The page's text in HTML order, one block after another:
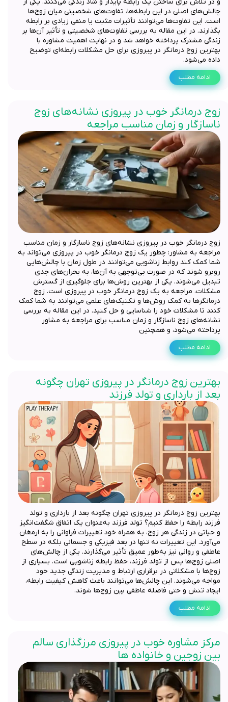
چالش‌های اصلی در این رابطه‌ها، تفاوت‌های شخصیتی میان زوج‌ها
است. این تفاوت‌ها می‌توانند تأثیرات مثبت یا منفی زیادی بر رابطه
بگذارند. در این مقاله به بررسی تفاوت‌های شخصیتی و تأثیر آن‌ها بر
زندگی مشترک پرداخته خواهد شد و در نهایت اهمیت مشاوره با
بهترین زوج درمانگر در پیروزی برای حل مشکلات رابطه‌ای توضیح
داده می‌شود.
ادامه مطلب
زوج درمانگر خوب در پیروزی نشانه‌های زوج
ناسازگار و زمان مناسب مراجعه
زوج درمانگر خوب در پیروزی نشانه‌های زوج ناسازگار و زمان مناسب
مراجعه به مشاور: چطور یک زوج درمانگر خوب در پیروزی می‌تواند به
شما کمک کند روابط زناشویی می‌توانند در طول زمان با چالش‌هایی
روبرو شوند که در صورت بی‌توجهی به آن‌ها، به بحران‌های جدی
تبدیل می‌شوند. یکی از بهترین روش‌ها برای جلوگیری از گسترش
مشکلات، مراجعه به یک زوج درمانگر خوب در پیروزی است. زوج
درمانگرها به کمک روش‌ها و تکنیک‌های علمی می‌توانند به شما کمک
کنند تا مشکلات خود را شناسایی و حل کنید. در این مقاله به بررسی
نشانه‌های زوج ناسازگار و زمان مناسب برای مراجعه به مشاور
پرداخته می‌شود، و همچنین
ادامه مطلب
بهترین زوج درمانگر در پیروزی تهران چگونه
بعد از بارداری و تولد فرزند
بهترین زوج درمانگر در پیروزی تهران چگونه بعد از بارداری و تولد
فرزند رابطه را حفظ کنیم؟ تولد فرزند به‌عنوان یک اتفاق شگفت‌انگیز
و حیاتی در زندگی هر زوج، به همراه خود تغییرات فراوانی را به ارمغان
می‌آورد. این تغییرات نه تنها در بعد فیزیکی و جسمانی بلکه در سطح
عاطفی و روانی نیز به‌طور عمیق تأثیر می‌گذارند. یکی از چالش‌های
اصلی زوج‌ها پس از تولد فرزند، حفظ رابطه زناشویی است. بسیاری از
زوج‌ها با مشکلاتی در برقراری ارتباط و مدیریت زندگی جدید خود
مواجه می‌شوند. این چالش‌ها می‌توانند باعث کاهش کیفیت رابطه،
ایجاد تنش و حتی فاصله عاطفی بین زوج‌ها شوند.
ادامه مطلب
مرکز مشاوره خوب در پیروزی مرزگذاری سالم
بین زوجین و خانواده ها